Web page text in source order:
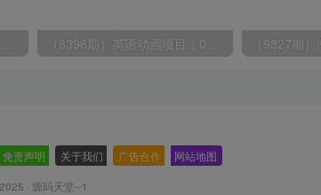
肉眼可见的收益增长，每天几分钟收益2000+ （8396期）英语动画项目，0成本，一部手机单日变现600+（教程+素材）
免责声明 关于我们 广告合作 网站地图
· 源码天堂--1